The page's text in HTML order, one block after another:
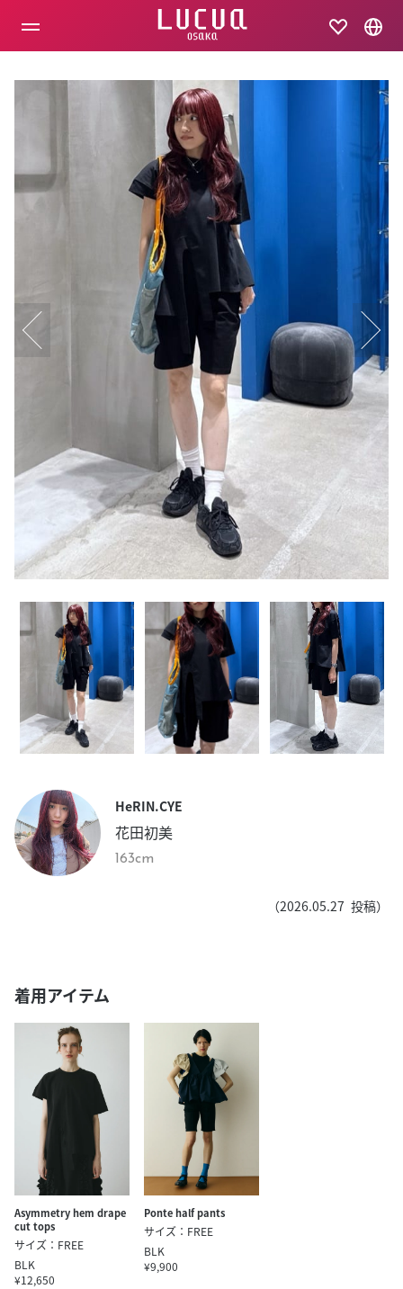
HeRIN.CYE
花田初美
163cm
（2026.05.27 投稿）
着用アイテム
Asymmetry hem drape
cut tops
サイズ：FREE
BLK
¥12,650
Ponte half pants
サイズ：FREE
BLK
¥9,900